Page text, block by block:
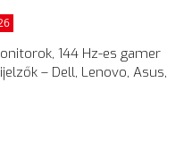
144 Hz-es gamer
– Dell, Lenovo, Asus,